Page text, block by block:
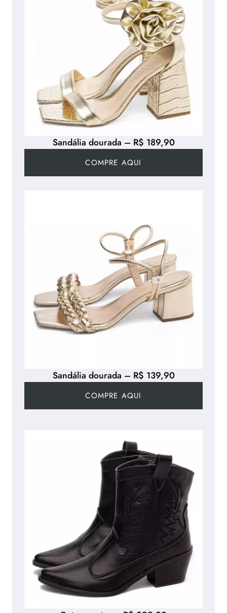
Sandália dourada – R$ 189,90
COMPRE AQUI
Sandália dourada – R$ 139,90
COMPRE AQUI